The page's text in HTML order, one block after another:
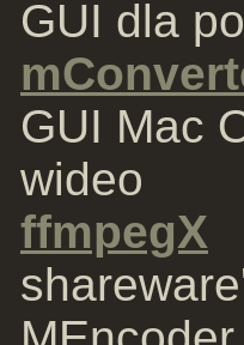
GUI dla
GUI Mac
wideo
ffmpegX